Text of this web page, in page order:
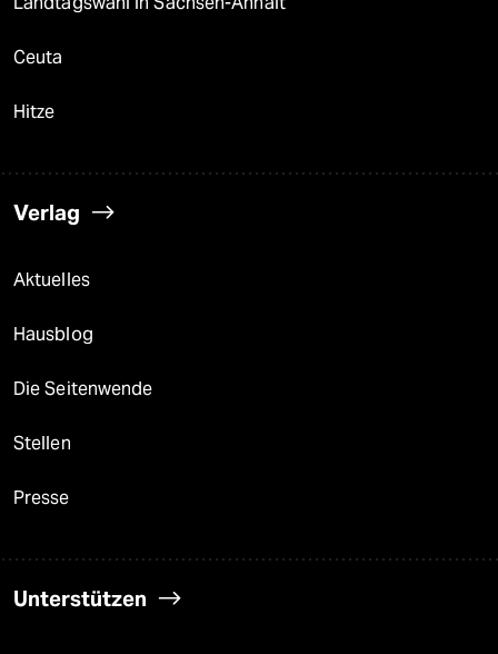
Ceuta
Hitze
Verlag
Aktuelles
Hausblog
Die Seitenwende
Stellen
Presse
Unterstützen